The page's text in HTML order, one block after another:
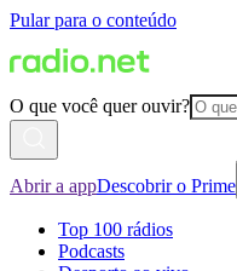
Pular para o conteúdo
O que você quer ouvir?
Abrir a appDescobrir o Prime
Top 100 rádios
Podcasts